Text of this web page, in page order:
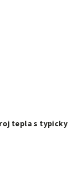
tepla s typicky